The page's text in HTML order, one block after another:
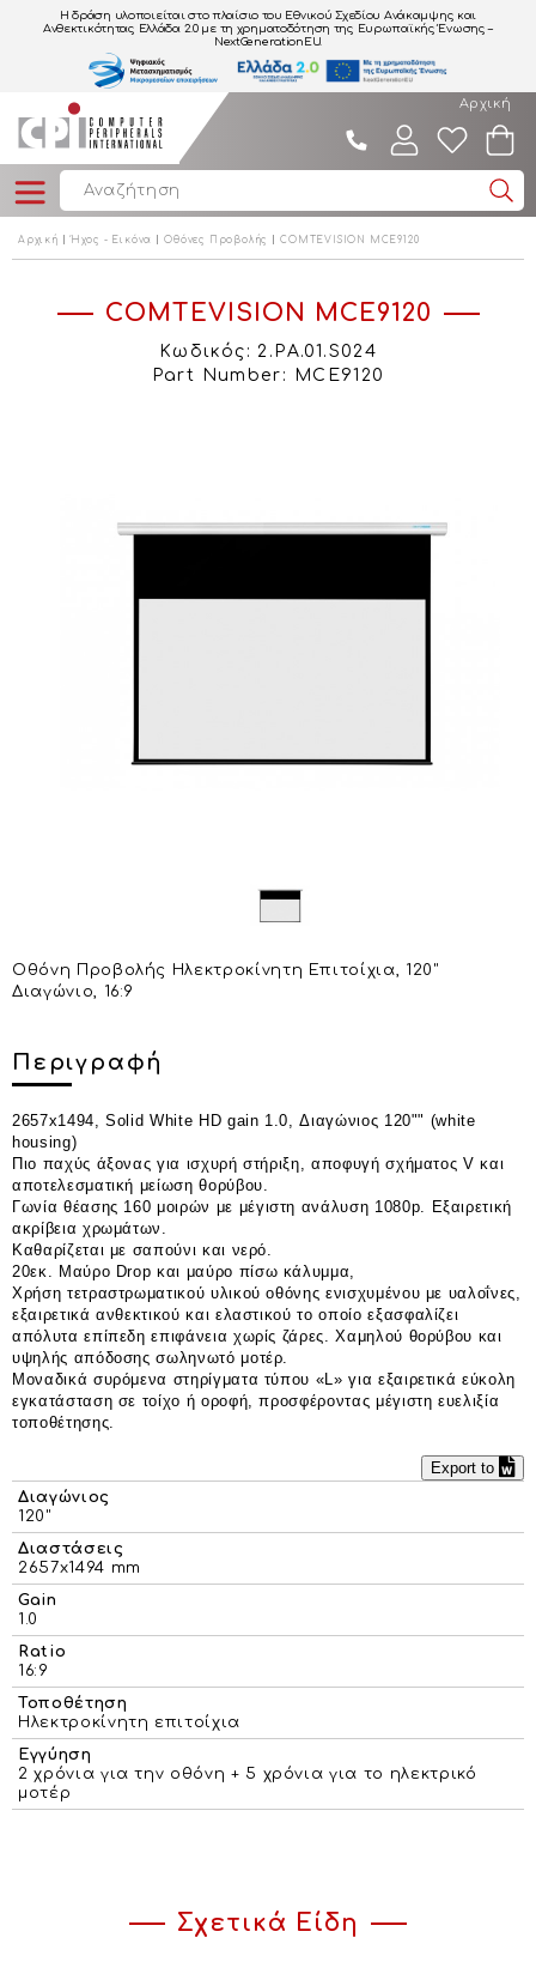
Η δράση υλοποιείται στο πλαίσιο του Εθνικού Σχεδίου Ανάκαμψης και
Ανθεκτικότητας Ελλάδα 2.0με τη χρηματοδότηση της Ευρωπαϊκής Ένωσης –
NextGenerationEU.
Αρχική
Αρχική Ήχος - Εικόνα Οθόνες Προβολής COMTEVISION MCE9120
COMTEVISION MCE9120
Κωδικός: 2.PA.01.S024
Part Number: MCE9120
Οθόνη Προβολής Ηλεκτροκίνητη Επιτοίχια, 120"
Διαγώνιο, 16:9
Περιγραφή
2657x1494, Solid White HD gain 1.0, Διαγώνιος 120"" (white
housing)
Πιο παχύς άξονας για ισχυρή στήριξη, αποφυγή σχήματος V και
αποτελεσματική μείωση θορύβου.
Γωνία θέασης 160 μοιρών με μέγιστη ανάλυση 1080p. Εξαιρετική
ακρίβεια χρωμάτων.
Καθαρίζεται με σαπούνι και νερό.
20εκ. Μαύρο Drop και μαύρο πίσω κάλυμμα,
Χρήση τετραστρωματικού υλικού οθόνης ενισχυμένου με υαλοΐνες,
εξαιρετικά ανθεκτικού και ελαστικούτο οποίο εξασφαλίζει
απόλυτα επίπεδη επιφάνεια χωρίς ζάρες. Χαμηλού θορύβου και
υψηλής απόδοσης σωληνωτό μοτέρ.
Μοναδικά συρόμενα στηρίγματα τύπου «L» για εξαιρετικά εύκολη
εγκατάσταση σε τοίχο ή οροφή, προσφέροντας μέγιστη ευελιξία
τοποθέτησης.
Export to
Διαγώνιος
120"
Διαστάσεις
2657x1494 mm
Gain
1.0
Ratio
16:9
Τοποθέτηση
Ηλεκτροκίνητη επιτοίχια
Εγγύηση
2 χρόνια για την οθόνη + 5 χρόνια για το ηλεκτρικό
μοτέρ
Σχετικά Είδη